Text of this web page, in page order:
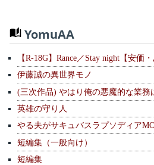
YomuAA
【R-18G】Rance／Stay night【安価・
伊藤誠の異世界モノ
(三次作品) やはり俺の悪魔的な業務
英雄の守り人
やる夫がサキュバスラプソディア
短編集（一般向け）
短編集